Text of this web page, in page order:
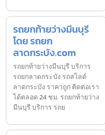
รถยกท้ายว่างมีนบุรี
โดย รถยก
ลาดกระบัง.com
รถยกท้ายว่างมีนบุรี บริการ
รถยกลาดกระบัง รถสไลด์
ลาดกระบัง ราคาถูก ติดต่อเรา
ได้ตลอด 24 ชม. รถยกท้ายว่าง
มีนบุรี บริการ รถย